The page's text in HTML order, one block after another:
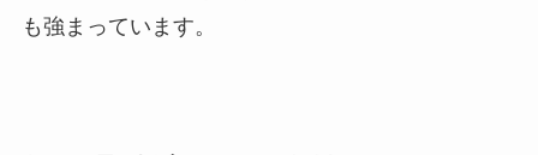
も強まっています。